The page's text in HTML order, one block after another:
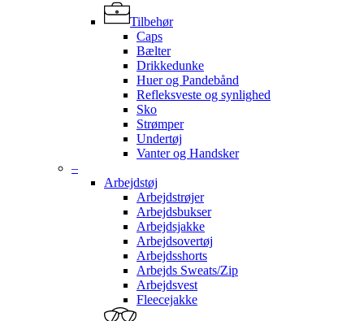
Tilbehør
Caps
Bælter
Drikkedunke
Huer og Pandebånd
Refleksveste og synlighed
Sko
Strømper
Undertøj
Vanter og Handsker
–
Arbejdstøj
Arbejdstrøjer
Arbejdsbukser
Arbejdsjakke
Arbejdsovertøj
Arbejdsshorts
Arbejds Sweats/Zip
Arbejdsvest
Fleecejakke